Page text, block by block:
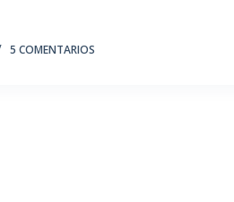
5 COMENTARIOS